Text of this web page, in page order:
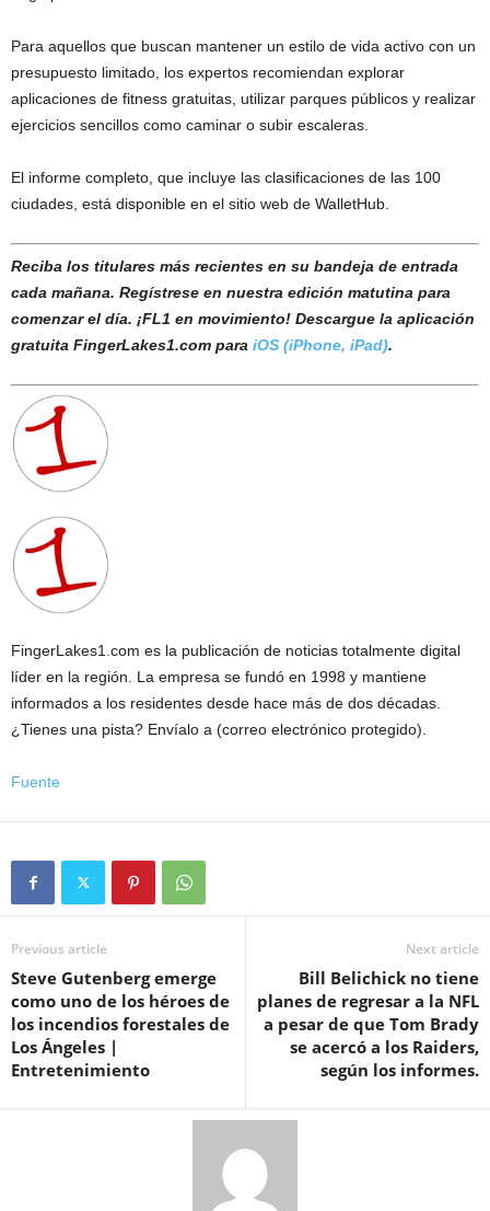
Para aquellos que buscan mantener un estilo de vida activo con un
presupuesto limitado, los expertos recomiendan explorar
aplicaciones de fitness gratuitas, utilizar parques públicos y realizar
ejercicios sencillos como caminar o subir escaleras.
El informe completo, que incluye las clasificaciones de las 100
ciudades, está disponible en el sitio web de WalletHub.
Reciba los titulares más recientes en su bandeja de entrada
cada mañana. Regístrese en nuestra edición matutina para
comenzar el día. ¡FL1 en movimiento! Descargue la aplicación
gratuita FingerLakes1.com para iOS (iPhone, iPad).
FingerLakes1.com es la publicación de noticias totalmente digital
líder en la región. La empresa se fundó en 1998 y mantiene
informados a los residentes desde hace más de dos décadas.
¿Tienes una pista? Envíalo a (correo electrónico protegido).
Fuente
Previous article
Steve Gutenberg emerge
como uno de los héroes de
los incendios forestales de
Los Ángeles |
Entretenimiento
Next article
Bill Belichick no tiene
planes de regresar a la NFL
a pesar de que Tom Brady
se acercó a los Raiders,
según los informes.